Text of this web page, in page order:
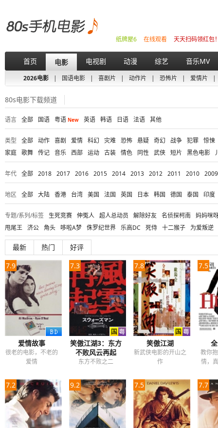
天天扫码领红包
在线观看
纸牌屋6
首页 电影 电视剧 动漫 综艺 音乐MV
2026电影 | 国语电影 | 喜剧片 | 动作片 | 恐怖片 | 爱情片 |
80s电影下载频道
语言 全部 国语 粤语 New 英语 韩语 日语 法语 其他
类型 全部 动作 喜剧 爱情 科幻 灾难 恐怖 悬疑 奇幻 战争 犯罪 惊悚
家庭 歌舞 传记 音乐 西部 运动 古装 情色 同性 武侠 短片 黑色电影
年代 全部 2018 2017 2016 2015 2014 2013 2012 2011 2010 2009
地区 全部 大陆 香港 台湾 美国 法国 英国 日本 韩国 德国 泰国 印度
专题/系列/标签 生死竞赛 伸冤人 超人总动员 解除好友 名侦探柯南 妈妈咪
甩尾王 济公 角头 哆啦A梦 侏罗纪世界 乐高DC 死侍 十二猴子
为爱叛逆
深海狂鲨 魔国志 潜伏 上位 热血街区电影版
环太平洋
超级大山炮 怨灵
最新 热门
好评
7.9
爱情故事
很老的电影，不老的
爱情
7.3
笑傲江湖3：东方
不败风云再起
东方不败之二
7.8
笑傲江湖
新武侠电影的开山之
作
7.5
教你
情，
7.2 9.2 7.5 7.7